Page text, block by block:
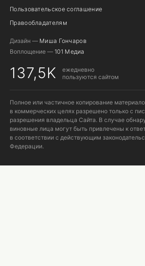
Пользовательское соглашение
Правообладателям
Дизайн — Миша Гончаров
Воплощение — 101 Медиа
137,5K
ежедневно
пользуются сайтом
Полное или частичное копирование
в коммерческих целях разрешено только с
разрешения владельца Сайта. В случае
виновные лица могут быть привлечены к
в соответствии с действующим
Федерации.